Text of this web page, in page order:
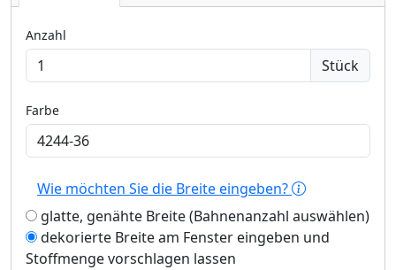
Anzahl
Stück
Farbe
Wie möchten Sie die Breite eingeben?
glatte, genähte Breite (Bahnenanzahl auswählen)
dekorierte Breite am Fenster eingeben und
Stoffmenge vorschlagen lassen